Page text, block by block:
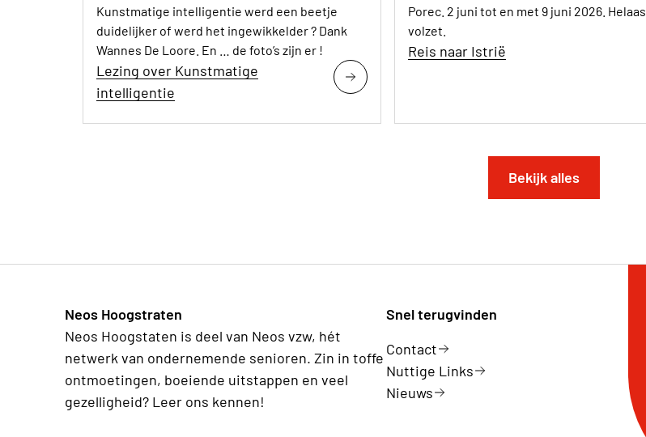
Kunstmatige intelligentie werd een beetje
duidelijker of werd het ingewikkelder ? Dank
Wannes De Loore. En … de foto’s zijn er !
Lezing over Kunstmatige
intelligentie
Porec. 2 juni tot en met 9 juni 2026. Helaas
volzet.
Reis naar Istrië
Bekijk alles
Neos Hoogstraten
Neos Hoogstaten is deel van Neos vzw, hét
netwerk van ondernemende senioren. Zin in toffe
ontmoetingen, boeiende uitstappen en veel
gezelligheid? Leer ons kennen!
Snel terugvinden
Contact
Nuttige Links
Nieuws